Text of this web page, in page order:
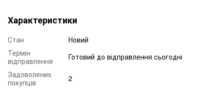
Характеристики
Стан
Новий
Термін
відправлення
Готовий до відправлення сьогодні
Задоволених
покупців
2